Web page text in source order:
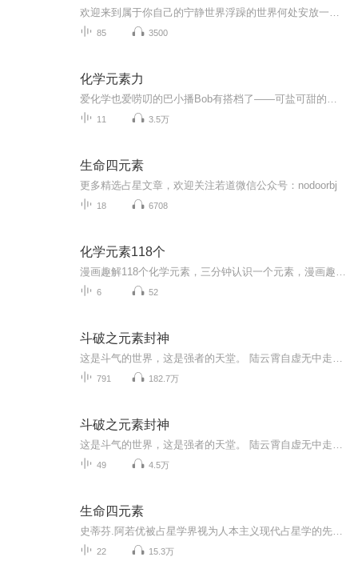
85 3500
化学元素力
11 3.5万
生命四元素
更多精选占星文章，欢迎关注若道微信公众号：nodoorbj
18 6708
化学元素118个
6 52
斗破之元素封神
791 182.7万
斗破之元素封神
49 4.5万
生命四元素
22 15.3万